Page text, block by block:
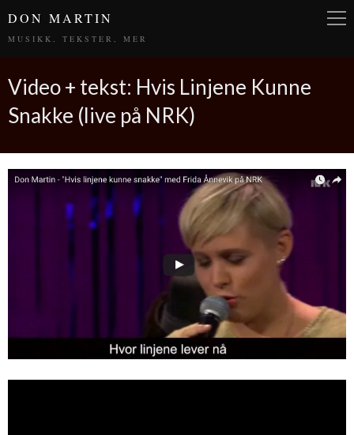
DON MARTIN
MUSIKK, TEKSTER, MER
Video + tekst: Hvis Linjene Kunne
Snakke (live på NRK)